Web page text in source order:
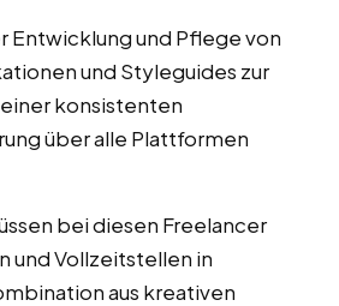
Entwicklung und Pflege von
und Styleguides zur
konsistenten
über alle Plattformen
bei diesen Freelancer
und Vollzeitstellen in
aus kreativen